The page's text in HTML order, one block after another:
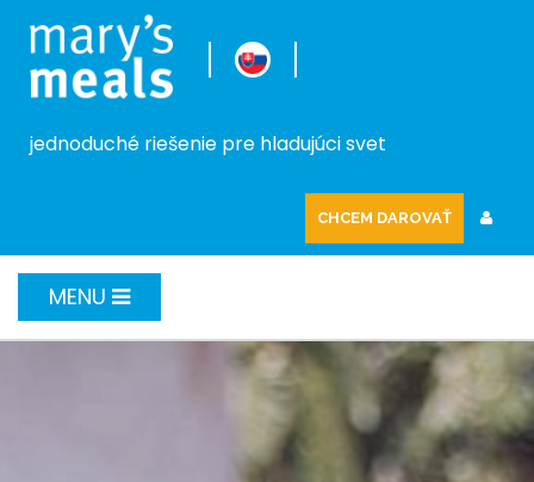
jednoduché riešenie pre hladujúci svet
CHCEM DAROVAŤ
MENU